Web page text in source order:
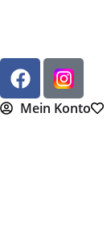
Mein Konto